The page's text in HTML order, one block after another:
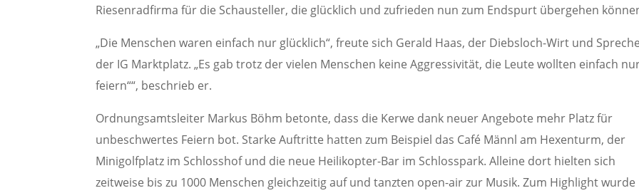
Riesenradfirma für die Schausteller, die glücklich und zufrieden nun zum Endspurt übergehen
„Die Menschen waren einfach nur glücklich“, freute sich Gerald Haas, der Diebsloch-Wirt und
der IG Marktplatz. „Es gab trotz der vielen Menschen keine Aggressivität, die Leute wollten einfach
feiern““, beschrieb er.
Ordnungsamtsleiter Markus Böhm betonte, dass die Kerwe dank neuer Angebote mehr Platz für
unbeschwertes Feiern bot. Starke Auftritte hatten zum Beispiel das Café Männl am Hexenturm, der
Minigolfplatz im Schlosshof und die neue Heilikopter-Bar im Schlosspark. Alleine dort hielten sich
zeitweise bis zu 1000 Menschen gleichzeitig auf und tanzten open-air zur Musik. Zum Highlight wurde